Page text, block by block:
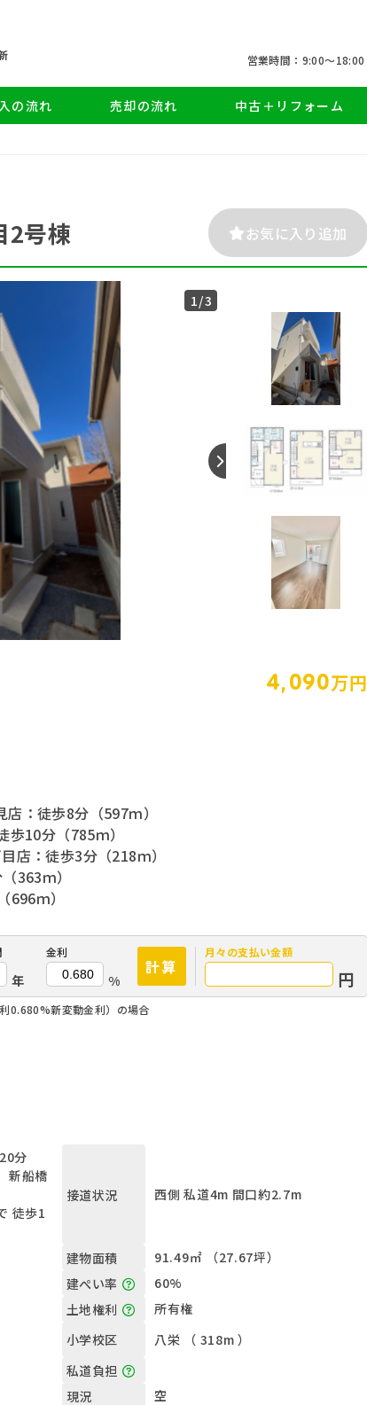
営業時間：9:00〜18:00
の流れ 売却の流れ 中古＋リフォーム
2号棟 お気に入り追加
1/3
4,090万円
：徒歩8分（597ｍ）
10分（785ｍ）
店：徒歩3分（218ｍ）
363ｍ）
ｍ）
年
金利
%
計算
月々の支払い金額
円
0.680%新変動金利）の場合
分
新船橋
徒歩1
接道状況 西側 私道4m 間口約2.7m
建物面積
91.49㎡ （27.67坪）
建ぺい率
60%
土地権利
所有権
小学校区
八栄 （ 318m ）
私道負担
現況
空